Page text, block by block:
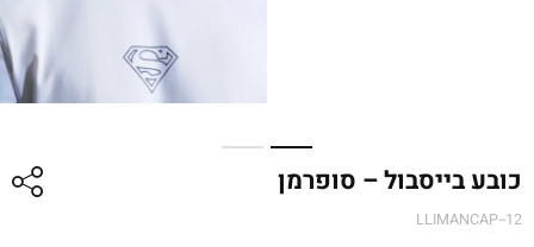
כובע בייסבול – סופרמן
LLIMANCAP--12